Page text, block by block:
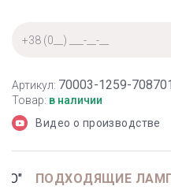
Артикул: 70003-1259-
Товар: в наличии
Видео о производстве
ПОДХОДЯЩИЕ